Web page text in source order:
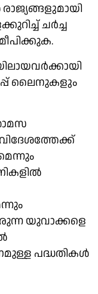
രാജ്യങ്ങളുമായി
ചർച്ച
ലൈനുകളും
യുവാക്കളെ
പദ്ധതികൾ